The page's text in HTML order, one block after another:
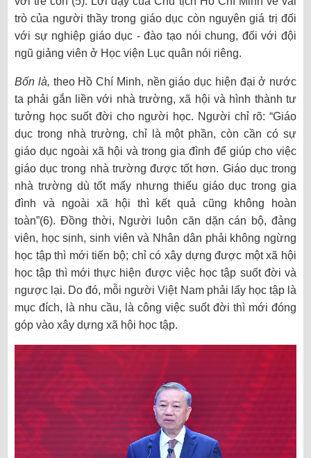
trò của người thầy trong giáo dục còn nguyên giá trị đối
với sự nghiệp giáo dục - đào tạo nói chung, đối với đội
ngũ giảng viên ở Học viện Lục quân nói riêng.
Bốn là, theo Hồ Chí Minh, nền giáo dục hiện đại ở nước
ta phải gắn liền với nhà trường, xã hội và hình thành tư
tưởng học suốt đời cho người học. Người chỉ rõ: “Giáo
dục trong nhà trường, chỉ là một phần, còn cần có sự
giáo dục ngoài xã hội và trong gia đình để giúp cho việc
giáo dục trong nhà trường được tốt hơn. Giáo dục trong
nhà trường dù tốt mấy nhưng thiếu giáo dục trong gia
đình và ngoài xã hội thì kết quả cũng không hoàn
toàn”(6). Đồng thời, Người luôn căn dặn cán bộ, đảng
viên, học sinh, sinh viên và Nhân dân phải không ngừng
học tập thì mới tiến bộ; chỉ có xây dựng được một xã hội
học tập thì mới thực hiện được việc học tập suốt đời và
ngược lại. Do đó, mỗi người Việt Nam phải lấy học tập là
mục đích, là nhu cầu, là công việc suốt đời thì mới đóng
góp vào xây dựng xã hội học tập.